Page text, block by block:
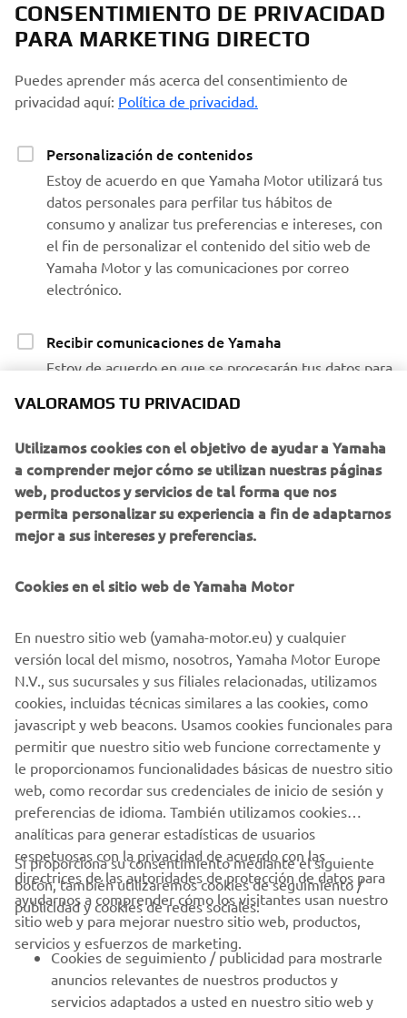
CONSENTIMIENTO DE PRIVACIDAD
PARA MARKETING DIRECTO
Puedes aprender más acerca del consentimiento de
privacidad aquí: Política de privacidad.
Personalización de contenidos
Estoy de acuerdo en que Yamaha Motor utilizará tus
datos personales para perfilar tus hábitos de
consumo y analizar tus preferencias e intereses, con
el fin de personalizar el contenido del sitio web de
Yamaha Motor y las comunicaciones por correo
electrónico.
Recibir comunicaciones de Yamaha
Estoy de acuerdo en que se procesarán tus datos para
información sobre productos y servicios, la
través del análisis de datos) y para brindarte atención
personalizada al cliente, como boletines informativos.
Si ha aceptado previamente consentimientos de
privacidad.
ENVIAR
CORPORATIVO
PROFESIONALES
MÁS YAMAHA
VALORAMOS TU PRIVACIDAD
Utilizamos cookies con el objetivo de ayudar a Yamaha
a comprender mejor cómo se utilizan nuestras páginas
web, productos y servicios de tal forma que nos
permita personalizar su experiencia a fin de adaptarnos
mejor a sus intereses y preferencias.
Cookies en el sitio web de Yamaha Motor
En nuestro sitio web (yamaha-motor.eu) y cualquier
versión local del mismo, nosotros, Yamaha Motor Europe
N.V., sus sucursales y sus filiales relacionadas, utilizamos
cookies, incluidas técnicas similares a las cookies, como
javascript y web beacons. Usamos cookies funcionales para
permitir que nuestro sitio web funcione correctamente y
le proporcionamos funcionalidades básicas de nuestro sitio
web, como recordar sus credenciales de inicio de sesión y
preferencias de idioma. También utilizamos cookies
analíticas para generar estadísticas de usuarios
respetuosas con la privacidad de acuerdo con las
directrices de las autoridades de protección de datos para
ayudarnos a comprender cómo los visitantes usan nuestro
sitio web y para mejorar nuestro sitio web, productos,
servicios y esfuerzos de marketing.
Si proporciona su consentimiento mediante el siguiente
botón, también utilizaremos cookies de seguimiento /
publicidad y cookies de redes sociales:
Cookies de seguimiento / publicidad para mostrarle
anuncios relevantes de nuestros productos y
servicios adaptados a usted en nuestro sitio web y